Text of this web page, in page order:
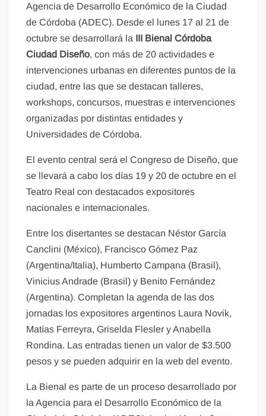
Agencia de Desarrollo Económico de la Ciudad
de Córdoba (ADEC). Desde el lunes 17 al 21 de
octubre se desarrollará la III Bienal Córdoba
Ciudad Diseño, con más de 20 actividades e
intervenciones urbanas en diferentes puntos de la
ciudad, entre las que se destacan talleres,
workshops, concursos, muestras e intervenciones
organizadas por distintas entidades y
Universidades de Córdoba.
El evento central será el Congreso de Diseño, que
se llevará a cabo los días 19 y 20 de octubre en el
Teatro Real con destacados expositores
nacionales e internacionales.
Entre los disertantes se destacan Néstor García
Canclini (México), Francisco Gómez Paz
(Argentina/Italia), Humberto Campana (Brasil),
Vinicius Andrade (Brasil) y Benito Fernández
(Argentina). Completan la agenda de las dos
jornadas los expositores argentinos Laura Novik,
Matías Ferreyra, Griselda Flesler y Anabella
Rondina. Las entradas tienen un valor de $3.500
pesos y se pueden adquirir en la web del evento.
La Bienal es parte de un proceso desarrollado por
la Agencia para el Desarrollo Económico de la